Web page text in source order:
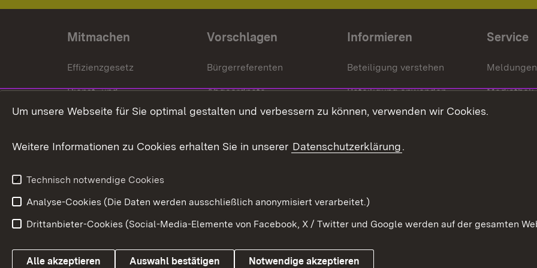
Mitmachen
Effizienzgesetz
Dienst- und
Versorgungsbezüge
Weitere
Vorschlagen
Bürgerreferenten
Abgeordnete
Bürgerbeauftragte
Informieren
Beteiligung verstehen
Beteiligung anwenden
Beteiligung stärken
Service
Meldungen
Mediathek
Link zum Landesportal
Impressum Kontakt
Um unsere Webseite für Sie optimal gestalten und verbessern zu können, verwenden wir Cookies.
Weitere Informationen zu Cookies erhalten Sie in unserer Datenschutzerklärung.
Technisch notwendige Cookies
Analyse-Cookies (Die Daten werden ausschließlich anonymisiert verarbeitet.)
Drittanbieter-Cookies (Social-Media-Elemente von Facebook, X / Twitter und Google werden auf der gesamten
Alle akzeptieren Auswahl bestätigen Notwendige akzeptieren